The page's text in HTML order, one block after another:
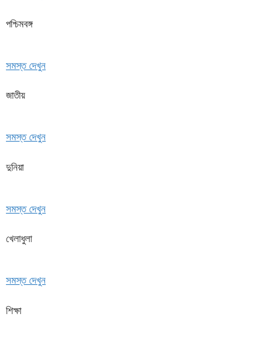
পশ্চিমবঙ্গ
সমস্ত দেখুন
জাতীয়
সমস্ত দেখুন
দুনিয়া
সমস্ত দেখুন
খেলাধুলা
সমস্ত দেখুন
শিক্ষা